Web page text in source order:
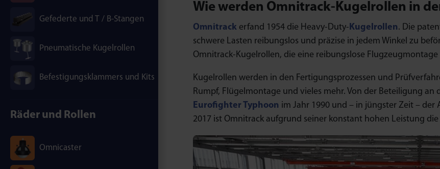
Gefederte und T / B-Stangen
Pneumatische Kugelrollen
Befestigungsklammers und Kits
Räder und Rollen
Omnicaster
Wie werden Omnitrack-Kugelrollen in
Omnitrackerfand 1954 die Heavy-Duty-Kugelrollen. Die
schwere Lasten reibungslos und präzise in jedem Winkel zu
Omnitrack-Kugelrollen, die eine reibungslose
Kugelrollen werden in den Fertigungsprozessen und
Rumpf, Flügelmontage und vieles mehr. Von der Beteiligung an
Eurofighter Typhoon im Jahr 1990 und – in jüngster Zeit –
2017 ist Omnitrack aufgrund seiner konstant hohen Leistung